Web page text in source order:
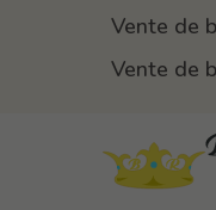
Vente de
Vente de